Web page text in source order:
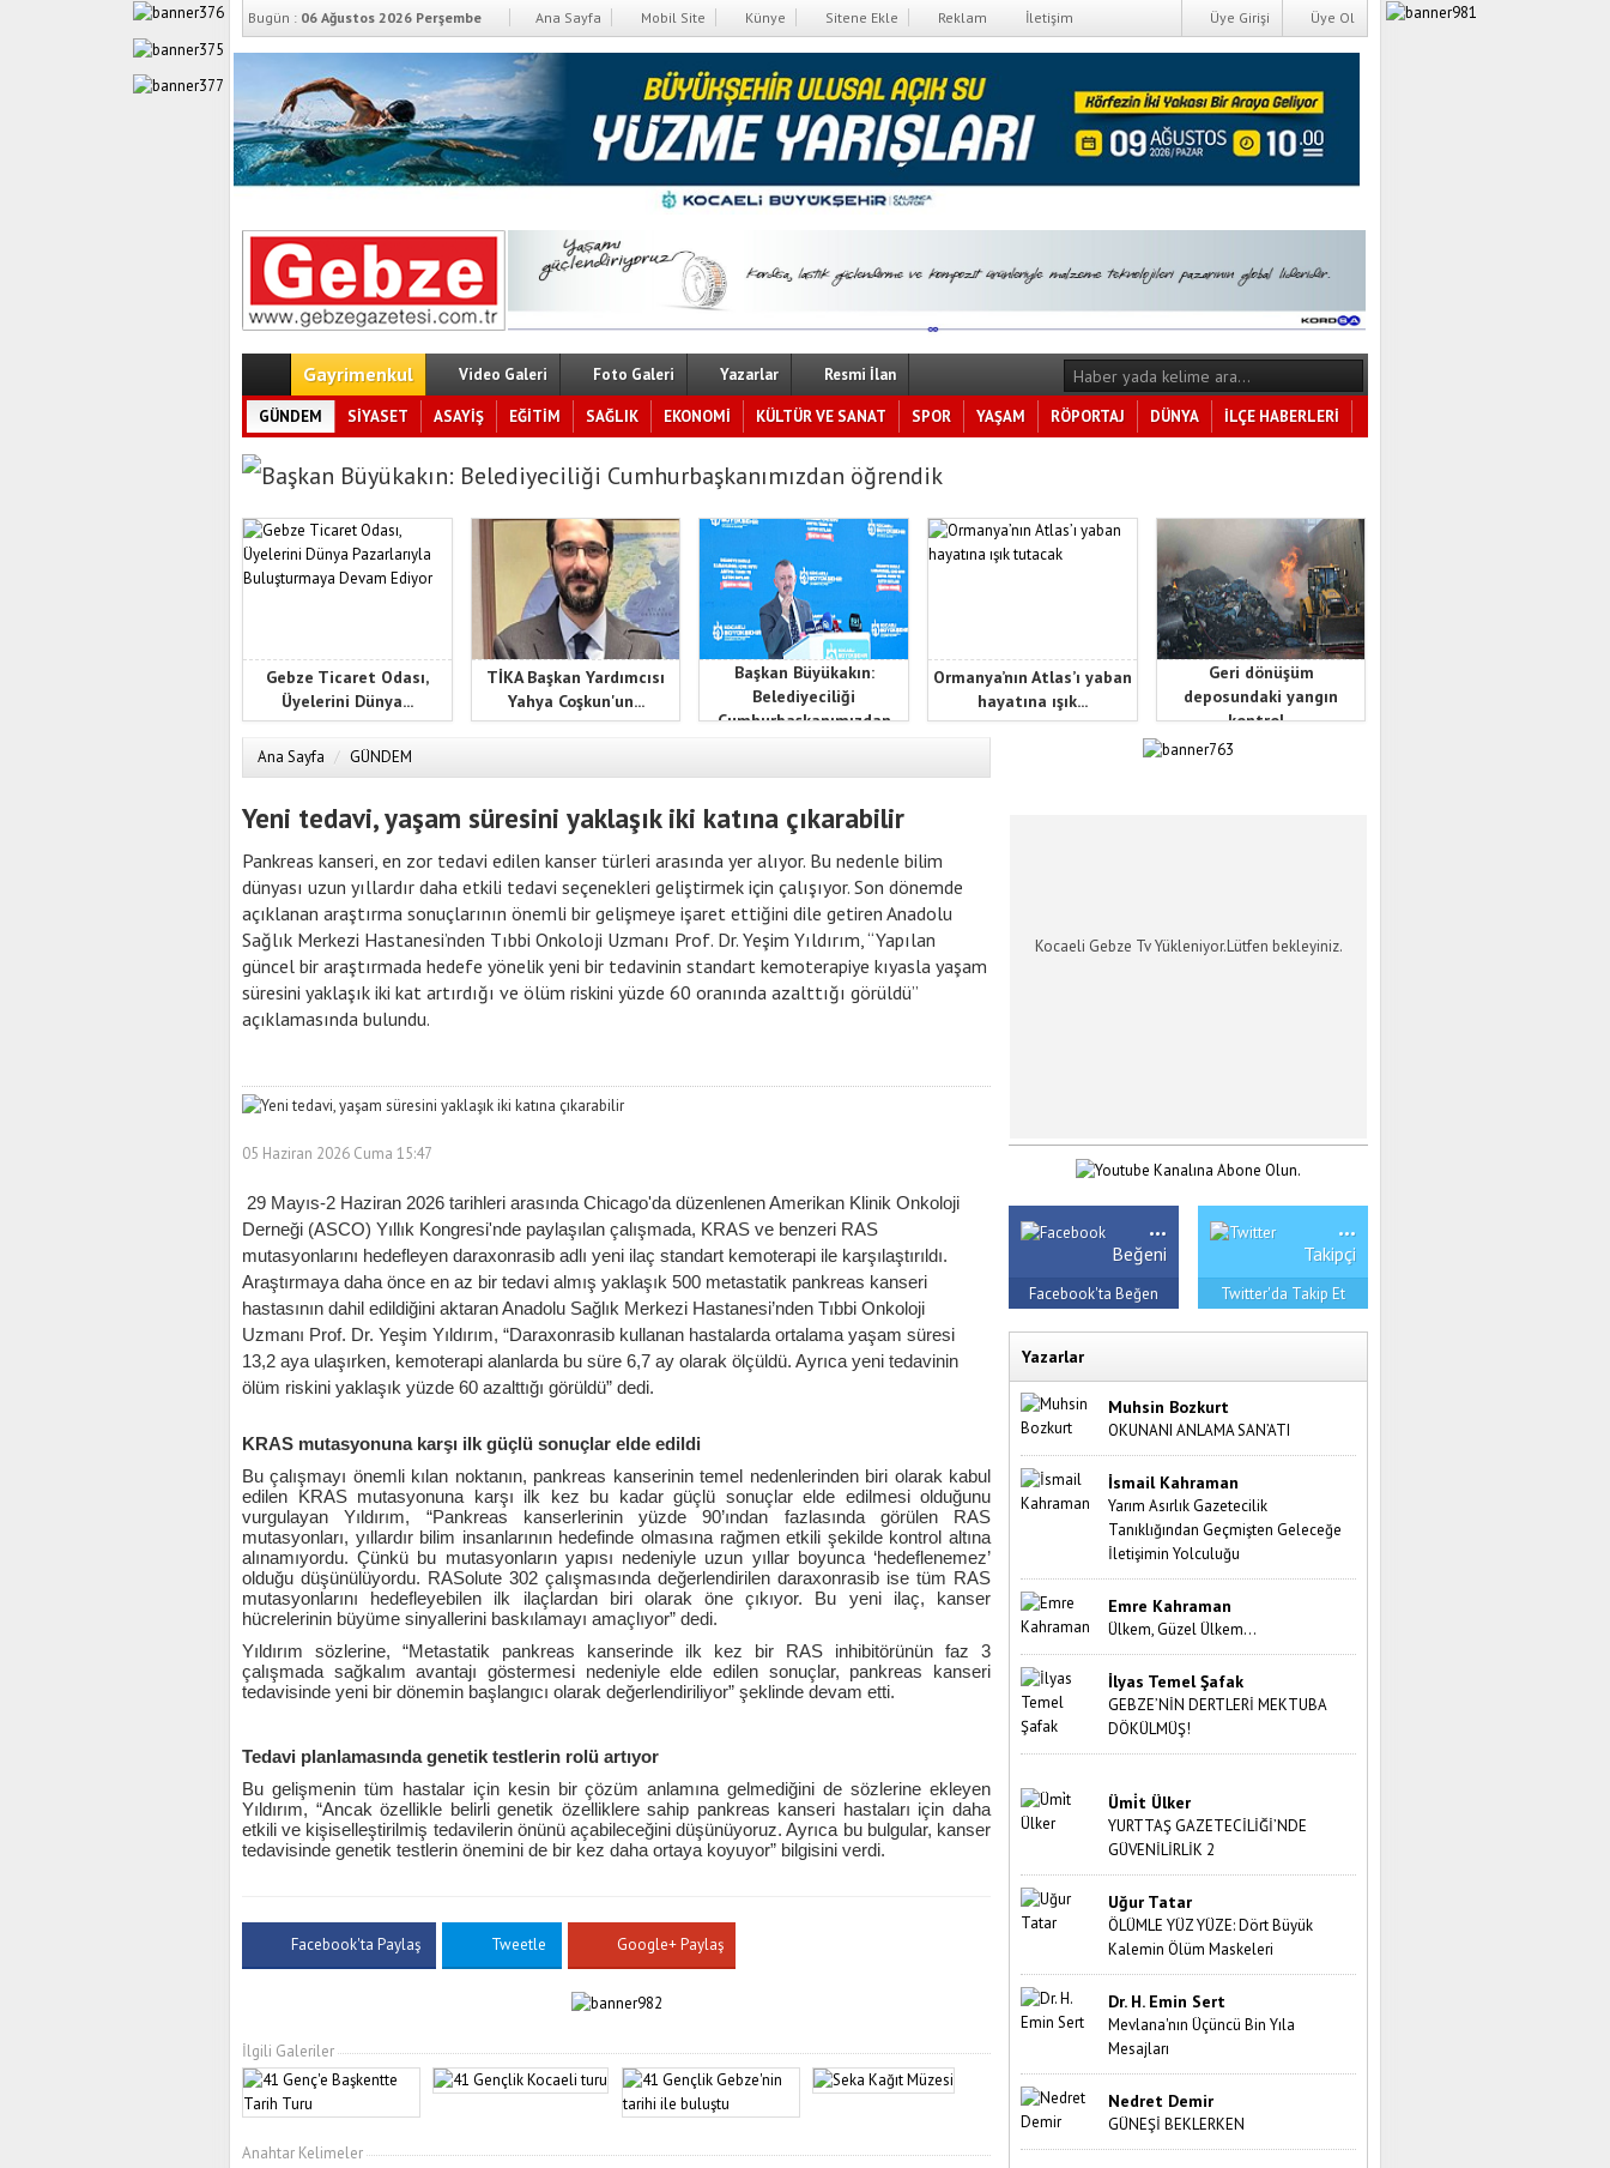
Bugün : 06 Ağustos 2026 Perşembe Ana Sayfa Mobil Site Künye Sitene Ekle Reklam İletişim Üye Ol
Üye Girişi
Gayrimenkul Video Galeri Foto Galeri Yazarlar Resmi İlan
GÜNDEM SİYASET ASAYİŞ EĞİTİM SAĞLIK EKONOMİ KÜLTÜR VE SANAT SPOR YAŞAM RÖPORTAJ DÜNYA
İLÇE HABERLERİ
Başkan Büyükakın: Belediyeciliği Cumhurbaşkanımızdan öğrendik
Gebze Ticaret Odası,
Üyelerini Dünya...
TİKA Başkan Yardımcısı
Yahya Coşkun'un...
Başkan Büyükakın:
Belediyeciliği
Cumhurbaşkanımızdan
Ormanya’nın Atlas’ı yaban
hayatına ışık...
Geri dönüşüm
deposundaki yangın
kontrol...
Ana Sayfa / GÜNDEM
Yeni tedavi, yaşam süresini yaklaşık iki katına çıkarabilir
Pankreas kanseri, en zor tedavi edilen kanser türleri arasında yer alıyor. Bu nedenle bilim
dünyası uzun yıllardır daha etkili tedavi seçenekleri geliştirmek için çalışıyor. Son dönemde
açıklanan araştırma sonuçlarının önemli bir gelişmeye işaret ettiğini dile getiren Anadolu
Sağlık Merkezi Hastanesi’nden Tıbbi Onkoloji Uzmanı Prof. Dr. Yeşim Yıldırım, “Yapılan
güncel bir araştırmada hedefe yönelik yeni bir tedavinin standart kemoterapiye kıyasla yaşam
süresini yaklaşık iki kat artırdığı ve ölüm riskini yüzde 60 oranında azalttığı görüldü”
açıklamasında bulundu.
05 Haziran 2026 Cuma 15:47
29 Mayıs-2 Haziran 2026 tarihleri arasında Chicago'da düzenlenen Amerikan Klinik Onkoloji
Derneği (ASCO) Yıllık Kongresi'nde paylaşılan çalışmada, KRAS ve benzeri RAS
mutasyonlarını hedefleyen daraxonrasib adlı yeni ilaç standart kemoterapi ile karşılaştırıldı.
Araştırmaya daha önce en az bir tedavi almış yaklaşık 500 metastatik pankreas kanseri
hastasının dahil edildiğini aktaran Anadolu Sağlık Merkezi Hastanesi’nden Tıbbi Onkoloji
Uzmanı Prof. Dr. Yeşim Yıldırım, “Daraxonrasib kullanan hastalarda ortalama yaşam süresi
13,2 aya ulaşırken, kemoterapi alanlarda bu süre 6,7 ay olarak ölçüldü. Ayrıca yeni tedavinin
ölüm riskini yaklaşık yüzde 60 azalttığı görüldü” dedi.
KRAS mutasyonuna karşı ilk güçlü sonuçlar elde edildi
Bu çalışmayı önemli kılan noktanın, pankreas kanserinin temel nedenlerinden biri olarak kabul
edilen KRAS mutasyonuna karşı ilk kez bu kadar güçlü sonuçlar elde edilmesi olduğunu
vurgulayan Yıldırım, “Pankreas kanserlerinin yüzde 90’ından fazlasında görülen RAS
mutasyonları, yıllardır bilim insanlarının hedefinde olmasına rağmen etkili şekilde kontrol altına
alınamıyordu. Çünkü bu mutasyonların yapısı nedeniyle uzun yıllar boyunca ‘hedeflenemez’
olduğu düşünülüyordu. RASolute 302 çalışmasında değerlendirilen daraxonrasib ise tüm RAS
mutasyonlarını hedefleyebilen ilk ilaçlardan biri olarak öne çıkıyor. Bu yeni ilaç, kanser
hücrelerinin büyüme sinyallerini baskılamayı amaçlıyor” dedi.
Yıldırım sözlerine, “Metastatik pankreas kanserinde ilk kez bir RAS inhibitörünün faz 3
çalışmada sağkalım avantajı göstermesi nedeniyle elde edilen sonuçlar, pankreas kanseri
tedavisinde yeni bir dönemin başlangıcı olarak değerlendiriliyor” şeklinde devam etti.
Tedavi planlamasında genetik testlerin rolü artıyor
Bu gelişmenin tüm hastalar için kesin bir çözüm anlamına gelmediğini de sözlerine ekleyen
Yıldırım, “Ancak özellikle belirli genetik özelliklere sahip pankreas kanseri hastaları için daha
etkili ve kişiselleştirilmiş tedavilerin önünü açabileceğini düşünüyoruz. Ayrıca bu bulgular, kanser
tedavisinde genetik testlerin önemini de bir kez daha ortaya koyuyor” bilgisini verdi.
Facebook'ta Paylaş Tweetle Google+ Paylaş
İlgili Galeriler
Anahtar Kelimeler
Kocaeli Gebze Tv Yükleniyor.Lütfen bekleyiniz.
...
Beğeni
Facebook'ta Beğen
...
Takipçi
Twitter'da Takip Et
Yazarlar
Muhsin Bozkurt
OKUNANI ANLAMA SAN’ATI
İsmail Kahraman
Yarım Asırlık Gazetecilik
Tanıklığından Geçmişten Geleceğe
İletişimin Yolculuğu
Emre Kahraman
Ülkem, Güzel Ülkem…
İlyas Temel Şafak
GEBZE’NİN DERTLERİ MEKTUBA
DÖKÜLMÜŞ!
Ümi̇t Ülker
YURTTAŞ GAZETECİLİĞİ’NDE
GÜVENİLİRLİK 2
Uğur Tatar
ÖLÜMLE YÜZ YÜZE: Dört Büyük
Kalemin Ölüm Maskeleri
Dr. H. Emin Sert
Mevlana'nın Üçüncü Bin Yıla
Mesajları
Nedret Demir
GÜNEŞİ BEKLERKEN